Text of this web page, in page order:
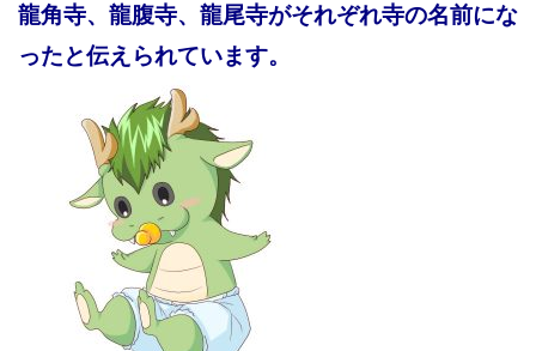
龍角寺、龍腹寺、龍尾寺がそれぞれ寺の名前にな
ったと伝えられています。